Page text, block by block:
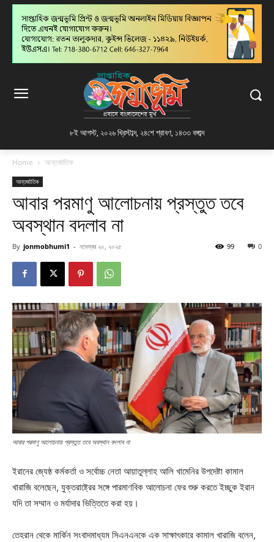
৮ই আগস্ট, ২০২৬ খ্রিস্টাব্দ, ২৪শে শ্রাবণ, ১৪৩৩ বঙ্গাব্দ
Home আন্তর্জাতিক
আন্তর্জাতিক
আবার পরমাণু আলোচনায় প্রস্তুত তবে
অবস্থান বদলাব না
By jonmobhumi1 - নভেম্বর ২০, ২০২৫ 0
99
আবার পরমাণু আলোচনায় প্রস্তুত তবে অবস্থান বদলাব না
ইরানের জ্যেষ্ঠ কর্মকর্তা ও সর্বোচ্চ নেতা আয়াতুল্লাহ আলি খামেনির উপদেষ্টা কামাল
খারাজি বলেছেন, যুক্তরাষ্ট্রের সঙ্গে পারমাণবিক আলোচনা ফের শুরু করতে ইচ্ছুক ইরান
যদি তা সম্মান ও মর্যাদার ভিত্তিতে করা হয়।
তেহরান থেকে মার্কিন সংবাদমাধ্যম সিএনএনকে এক সাক্ষাৎকারে কামাল খারাজি বলেন,